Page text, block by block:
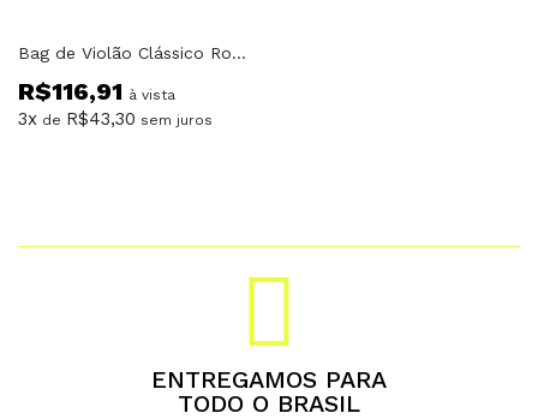
Bag de Violão Clássico Rockbag RB 20538 B Eco Line
R$116,91 à vista
3x de R$43,30 sem juros
ENTREGAMOS PARA
TODO O BRASIL